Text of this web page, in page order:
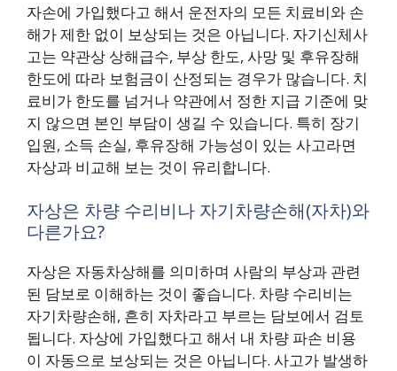
자손에 가입했다고 해서 운전자의 모든 치료비와 손
해가 제한 없이 보상되는 것은 아닙니다. 자기신체사
고는 약관상 상해급수, 부상 한도, 사망 및 후유장해
한도에 따라 보험금이 산정되는 경우가 많습니다. 치
료비가 한도를 넘거나 약관에서 정한 지급 기준에 맞
지 않으면 본인 부담이 생길 수 있습니다. 특히 장기
입원, 소득 손실, 후유장해 가능성이 있는 사고라면
자상과 비교해 보는 것이 유리합니다.
자상은 차량 수리비나 자기차량손해(자차)와
다른가요?
자상은 자동차상해를 의미하며 사람의 부상과 관련
된 담보로 이해하는 것이 좋습니다. 차량 수리비는
자기차량손해, 흔히 자차라고 부르는 담보에서 검토
됩니다. 자상에 가입했다고 해서 내 차량 파손 비용
이 자동으로 보상되는 것은 아닙니다. 사고가 발생하